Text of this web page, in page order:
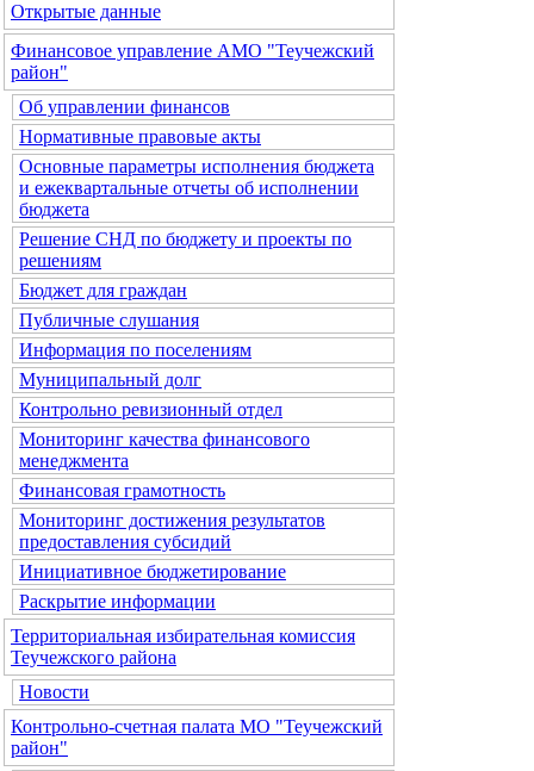
Открытые данные
Финансовое управление АМО "Теучежский
район"
Об управлении финансов
Нормативные правовые акты
Основные параметры исполнения бюджета
и ежеквартальные отчеты об исполнении
бюджета
Решение СНД по бюджету и проекты по
решениям
Бюджет для граждан
Публичные слушания
Информация по поселениям
Муниципальный долг
Контрольно ревизионный отдел
Мониторинг качества финансового
менеджмента
Финансовая грамотность
Мониторинг достижения результатов
предоставления субсидий
Инициативное бюджетирование
Раскрытие информации
Территориальная избирательная комиссия
Теучежского района
Новости
Контрольно-счетная палата МО "Теучежский
район"